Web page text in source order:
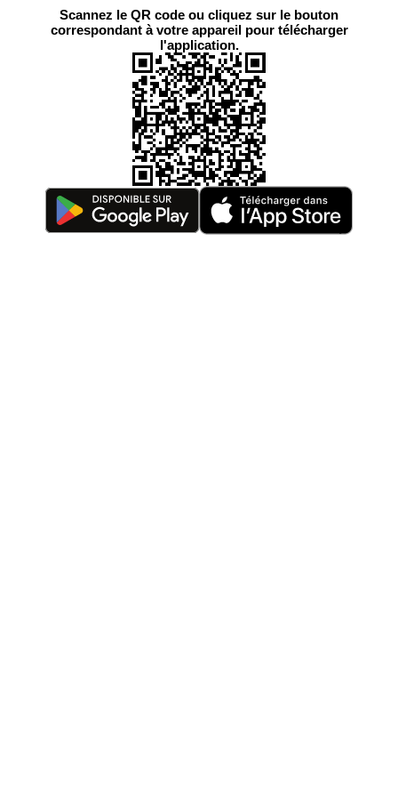
Scannez le QR code ou cliquez sur le bouton
correspondant à votre appareil pour télécharger
l'application.